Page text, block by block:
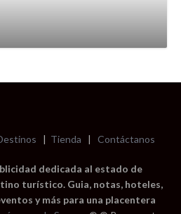
| Tienda | Contáctanos
dedicada al estado de
turístico. Guia, notas, hoteles,
y más para una placentera